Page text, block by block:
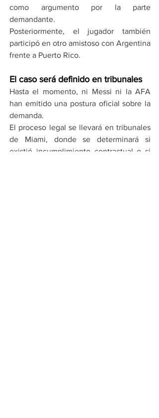
como argumento por la parte
demandante.
Posteriormente, el jugador también
participó en otro amistoso con Argentina
frente a Puerto Rico.
El caso será definido en tribunales
Hasta el momento, ni Messi ni la AFA
han emitido una postura oficial sobre la
demanda.
El proceso legal se llevará en tribunales
de Miami, donde se determinará si
existió incumplimiento contractual o si